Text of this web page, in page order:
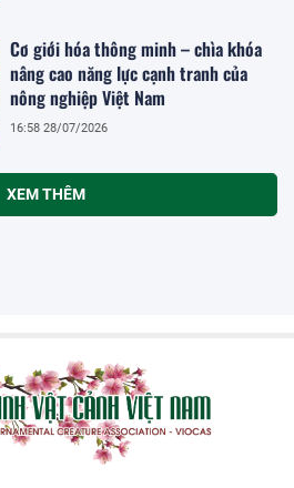
Cơ giới hóa thông minh – chìa khóa
nâng cao năng lực cạnh tranh của
nông nghiệp Việt Nam
16:58 28/07/2026
XEM THÊM